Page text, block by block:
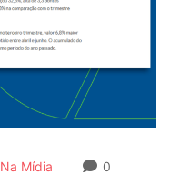
Na Mídia 0